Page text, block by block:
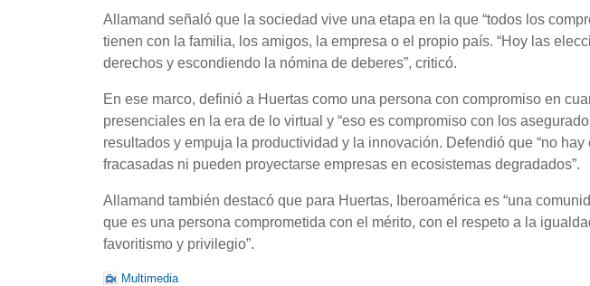
Allamand señaló que la sociedad vive una etapa en la que “todos los
tienen con la familia, los amigos, la empresa o el propio país. “Hoy las
derechos y escondiendo la nómina de deberes”, criticó.
En ese marco, definió a Huertas como una persona con compromiso en
presenciales en la era de lo virtual y “eso es compromiso con los
resultados y empuja la productividad y la innovación. Defendió que “no
fracasadas ni pueden proyectarse empresas en ecosistemas degradados”.
Allamand también destacó que para Huertas, Iberoamérica es “una
que es una persona comprometida con el mérito, con el respeto a la
favoritismo y privilegio”.
Multimedia